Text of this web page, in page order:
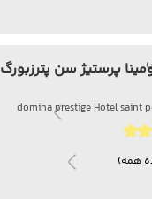
همه)
پرستیژ سن پترزبورگ
domina prestige Hotel saint